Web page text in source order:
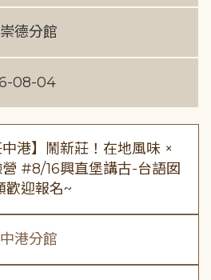
德分館
08-04
中港】鬧新莊！在地風味 ×
#8/16興直堡講古-台語囡
歡迎報名~
港分館